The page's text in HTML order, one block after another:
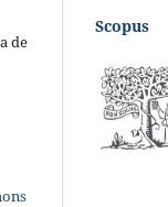
de
Scopus